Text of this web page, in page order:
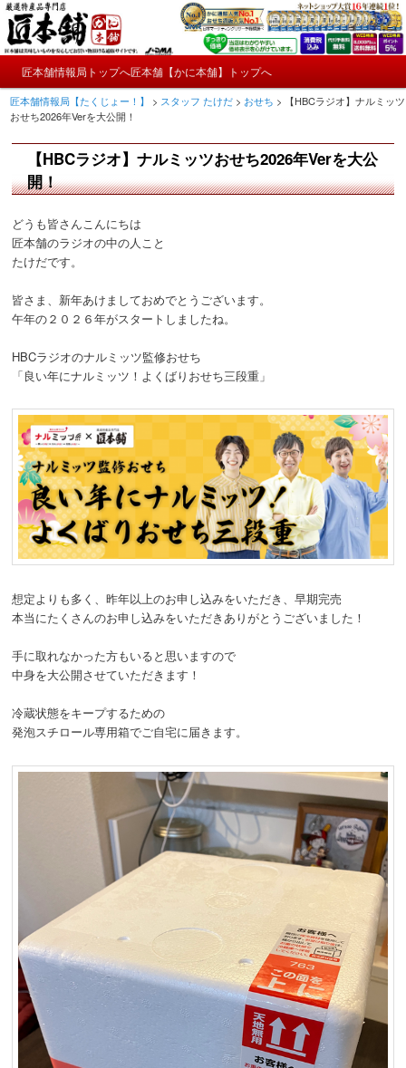
メ
イ
ン
ン
テ
ン
匠本舗情報局【たくじょー！】
かにやおせちについてのおもしろ情報や興味深い記事をお届けします。
ン
メ
メ
イ
ン
コ
テ
ツ
へ
動
匠本舗情報局トップへ匠本舗【かに本舗】トップへ
匠本舗情報局【たくじょー！】 > スタッフ たけだ > おせち >
【HBCラジオ】ナルミッツ
おせち2026年Verを大公開！
【HBCラジオ】ナルミッツおせち2026年Verを大公
開！
どうも皆さんこんにちは
匠本舗のラジオの中の人こと
たけだです。
皆さま、新年あけましておめでとうございます。
午年の２０２６年がスタートしましたね。
HBCラジオのナルミッツ監修おせち
「良い年にナルミッツ！よくばりおせち三段重」
想定よりも多く、昨年以上のお申し込みをいただき、早期完売
本当にたくさんのお申し込みをいただきありがとうございました！
手に取れなかった方もいると思いますので
中身を大公開させていただきます！
冷蔵状態をキープするための
発泡スチロール専用箱でご自宅に届きます。